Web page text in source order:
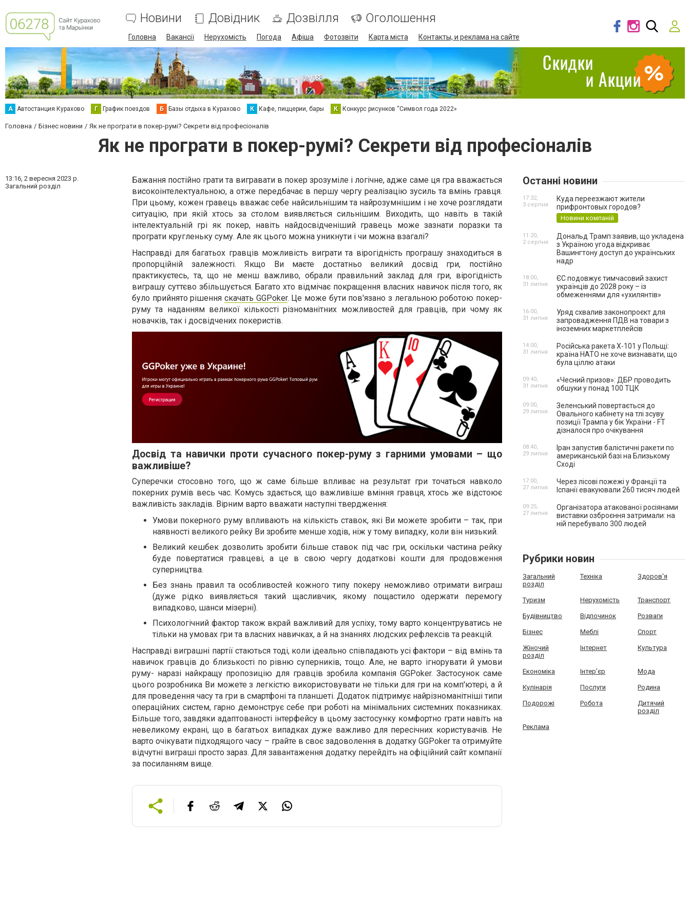
Новини Довідник Дозвілля Оголошення
Головна Вакансії Нерухомість Погода Афіша Фотозвіти Карта міста Контакты, и реклама на сайте
А Автостанция Курахово Г График поездов Б Базы отдыха в Курахово К Кафе, пиццерии, бары К Конкурс рисунков “Символ года 2022»
Головна Бізнес новини Як не програти в покер-румі? Секрети від професіоналів
Як не програти в покер-румі? Секрети від професіоналів
13:16, 2 вересня 2023 р.
Загальний розділ
Бажання постійно грати та вигравати в покер зрозуміле і логічне, адже саме ця гра вважається
високоінтелектуальною, а отже передбачає в першу чергу реалізацію зусиль та вмінь гравця.
При цьому, кожен гравець вважає себе найсильнішим та найрозумнішим і не хоче розглядати
ситуацію, при якій хтось за столом виявляється сильнішим. Виходить, що навіть в такій
інтелектуальній грі як покер, навіть найдосвідченіший гравець може зазнати поразки та
програти кругленьку суму. Але як цього можна уникнути і чи можна взагалі?
Насправді для багатьох гравців можливість виграти та вірогідність програшу знаходиться в
пропорційній залежності. Якщо Ви маєте достатньо великий досвід гри, постійно
практикуєтесь, та, що не менш важливо, обрали правильний заклад для гри, вірогідність
виграшу суттєво збільшується. Багато хто відмічає покращення власних навичок після того, як
було прийнято рішення скачать GGPoker. Це може бути пов'язано з легальною роботою покер-
руму та наданням великої кількості різноманітних можливостей для гравців, при чому як
новачків, так і досвідчених покеристів.
Досвід та навички проти сучасного покер-руму з гарними умовами – що
важливіше?
Суперечки стосовно того, що ж саме більше впливає на результат гри точаться навколо
покерних румів весь час. Комусь здається, що важливіше вміння гравця, хтось же відстоює
важливість закладів. Вірним варто вважати наступні твердження:
Умови покерного руму впливають на кількість ставок, які Ви можете зробити – так, при
наявності великого рейку Ви зробите менше ходів, ніж у тому випадку, коли він низький.
Великий кешбек дозволить зробити більше ставок під час гри, оскільки частина рейку
буде повертатися гравцеві, а це в свою чергу додаткові кошти для продовження
суперництва.
Без знань правил та особливостей кожного типу покеру неможливо отримати виграш
(дуже рідко виявляється такий щасливчик, якому пощастило одержати перемогу
випадково, шанси мізерні).
Психологічний фактор також вкрай важливий для успіху, тому варто концентруватись не
тільки на умовах гри та власних навичках, а й на знаннях людских рефлексів та реакцій.
Насправді виграшні партії стаються тоді, коли ідеально співпадають усі фактори – від вмінь та
навичок гравців до близькості по рівню суперників, тощо. Але, не варто ігнорувати й умови
руму- наразі найкращу пропозицію для гравців зробила компанія GGPoker. Застосунок саме
цього розробника Ви можете з легкістю використовувати не тільки для гри на комп'ютері, а й
для проведення часу та гри в смартфоні та планшеті. Додаток підтримує найрізноманітніші типи
операційних систем, гарно демонструє себе при роботі на мінімальних системних показниках.
Більше того, завдяки адаптованості інтерфейсу в цьому застосунку комфортно грати навіть на
невеликому екрані, що в багатьох випадках дуже важливо для пересічних користувачів. Не
варто очікувати підходящого часу – грайте в своє задоволення в додатку GGPoker та отримуйте
відчутні виграші просто зараз. Для завантаження додатку перейдіть на офіційний сайт компанії
за посиланням вище.
Останні новини
Куда переезжают жители
прифронтовых городов?
Новини компаній
17:32,
3 серпня
Дональд Трамп заявив, що укладена
з Україною угода відкриває
Вашингтону доступ до українських
надр
11:20,
2 серпня
ЄС подовжує тимчасовий захист
українців до 2028 року – із
обмеженнями для «ухилянтів»
18:00,
31 липня
Уряд схвалив законопроєкт для
запровадження ПДВ на товари з
іноземних маркетплейсів
16:00,
31 липня
Російська ракета Х-101 у Польщі:
країна НАТО не хоче визнавати, що
була ціллю атаки
14:00,
31 липня
«Чесний призов»: ДБР проводить
обшуки у понад 100 ТЦК
09:40,
31 липня
Зеленський повертається до
Овального кабінету на тлі зсуву
позиції Трампа у бік України - FT
дізналося про очікування
09:00,
29 липня
Іран запустив балістичні ракети по
американській базі на Близькому
Сході
08:40,
29 липня
Через лісові пожежі у Франції та
Іспанії евакуювали 260 тисяч людей
17:00,
27 липня
Організатора атакованої росіянами
виставки озброєння затримали: на
ній перебувало 300 людей
09:25,
27 липня
Рубрики новин
Загальний
розділ
Техніка Здоров'я
Туризм Нерухомість Транспорт
Будівництво Відпочинок Розваги
Бізнес Меблі Спорт
Жіночий
розділ
Інтернет Культура
Економіка Інтер'єр Мода
Кулінарія Послуги Родина
Подорожі Робота
Дитячий
розділ
Реклама